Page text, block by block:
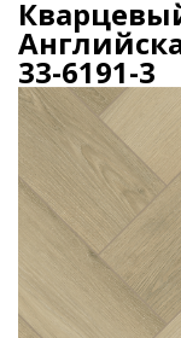
33-6191-3